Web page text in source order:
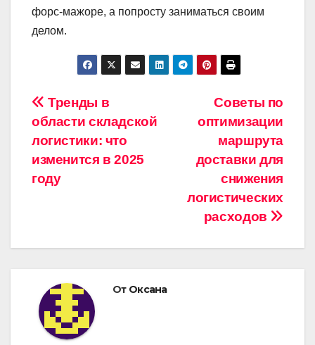
форс-мажоре, а попросту заниматься своим
делом.
Навигация
по
записям
Советы по
оптимизации
маршрута
доставки для
снижения
логистических
расходов
Тренды в
области складской
логистики: что
изменится в 2025
году
От Оксана